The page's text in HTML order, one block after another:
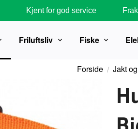
Kjent for god service
Friluftsliv Fiske
Forside Jakt